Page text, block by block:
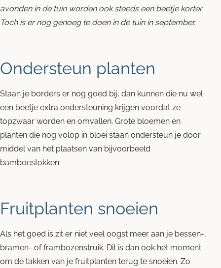
avonden in de tuin worden ook steeds een beetje korter.
Toch is er nog genoeg te doen in de tuin in september.
Ondersteun planten
Staan je borders er nog goed bij, dan kunnen die nu wel
een beetje extra ondersteuning krijgen voordat ze
topzwaar worden en omvallen. Grote bloemen en
planten die nog volop in bloei staan ondersteun je door
middel van het plaatsen van bijvoorbeeld
bamboestokken.
Fruitplanten snoeien
Als het goed is zit er niet veel oogst meer aan je bessen-,
bramen- of frambozenstruik. Dit is dan ook hét moment
om de takken van je fruitplanten terug te snoeien. Zo